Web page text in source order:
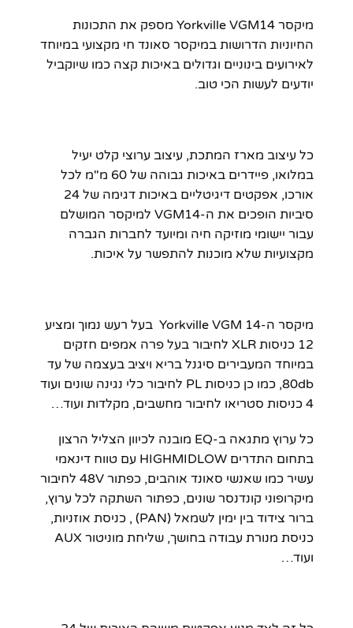
מיקסר Yorkville VGM14 מספק את התכונות
החיוניות הדרושות במיקסר סאונד חי מקצועי במיוחד
לאירועים בינוניים וגדולים באיכות קצה כמו שיוקביל
יודעים לעשות הכי טוב.
כל עיצוב מארז המתכת, עיצוב ערוצי קלט יעיל
במלואו, פיידרים באיכות גבוהה של 60 מ"מ לכל
אורכו, אפקטים דיגיטליים באיכות דגימה של 24
סיביות הופכים את ה-VGM14 למיקסר המושלם
עבור יישומי מוזיקה חיה ומיועד לחברות הגברה
מקצועיות שלא מוכנות להתפשר על איכות.
מיקסר ה-Yorkville VGM 14 בעל רעש נמוך ומציע
12 כניסות XLR לחיבור בעל פרה אמפים חזקים
במיוחד המעבירים סיגנל בריא ויציב בעצמה של עד
80db, כמו כן כניסות PL לחיבור כלי נגינה שונים ועוד
4 כניסות סטריאו לחיבור מחשבים, מקלדות ועוד…
כל ערוץ מתגאה ב-EQ מובנה לכיוון הצליל הרצון
בתחום התדרים HIGHMIDLOW עם טווח דינאמי
עשיר כמו שאנשי סאונד אוהבים, כפתור 48V לחיבור
מיקרופוני קונדנסר שונים, כפתור השתקה לכל ערוץ,
ברור צידוד בין ימין לשמאל (PAN) , כניסת אוזניות,
כניסת מנורת עבודה בחושך, שליחת מוניטור AUX
ועוד…